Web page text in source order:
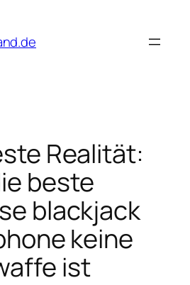
Realität:
beste
blackjack
keine
ist